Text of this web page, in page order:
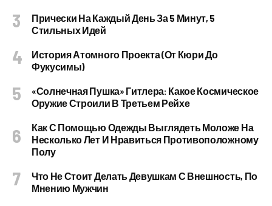
Прически На Каждый День За 5 Минут, 5
Стильных Идей
История Атомного Проекта (от Кюри До
Фукусимы)
«Солнечная Пушка» Гитлера: Какое Космическое
Оружие Строили В Третьем Рейхе
Как С Помощью Одежды Выглядеть Моложе На
Несколько Лет И Нравиться Противоположному
Полу
Что Не Стоит Делать Девушкам С Внешность, По
Мнению Мужчин